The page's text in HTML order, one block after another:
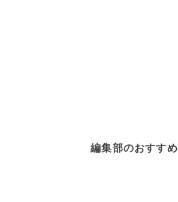
編集部のおすすめ